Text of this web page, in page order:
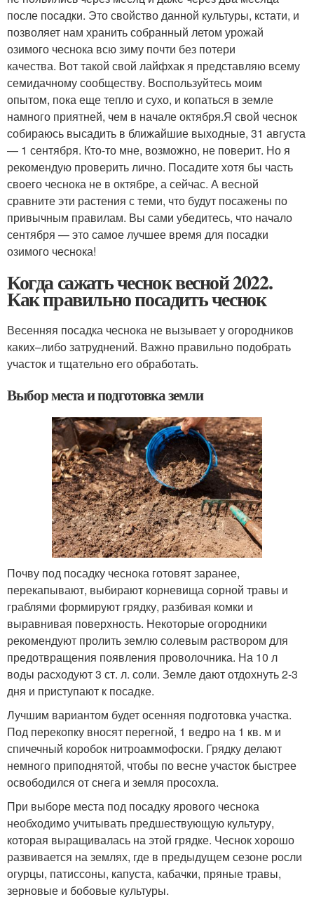
после посадки. Это свойство данной культуры, кстати, и
позволяет нам хранить собранный летом урожай
озимого чеснока всю зиму почти без потери
качества. Вот такой свой лайфхак я представляю всему
семидачному сообществу. Воспользуйтесь моим
опытом, пока еще тепло и сухо, и копаться в земле
намного приятней, чем в начале октября.Я свой чеснок
собираюсь высадить в ближайшие выходные, 31 августа
— 1 сентября. Кто-то мне, возможно, не поверит. Но я
рекомендую проверить лично. Посадите хотя бы часть
своего чеснока не в октябре, а сейчас. А весной
сравните эти растения с теми, что будут посажены по
привычным правилам. Вы сами убедитесь, что начало
сентября — это самое лучшее время для посадки
озимого чеснока!
Когда сажать чеснок весной 2022.
Как правильно посадить чеснок
Весенняя посадка чеснока не вызывает у огородников
каких–либо затруднений. Важно правильно подобрать
участок и тщательно его обработать.
Выбор места и подготовка земли
Почву под посадку чеснока готовят заранее,
перекапывают, выбирают корневища сорной травы и
граблями формируют грядку, разбивая комки и
выравнивая поверхность. Некоторые огородники
рекомендуют пролить землю солевым раствором для
предотвращения появления проволочника. На 10 л
воды расходуют 3 ст. л. соли. Земле дают отдохнуть 2-3
дня и приступают к посадке.
Лучшим вариантом будет осенняя подготовка участка.
Под перекопку вносят перегной, 1 ведро на 1 кв. м и
спичечный коробок нитроаммофоски. Грядку делают
немного приподнятой, чтобы по весне участок быстрее
освободился от снега и земля просохла.
При выборе места под посадку ярового чеснока
необходимо учитывать предшествующую культуру,
которая выращивалась на этой грядке. Чеснок хорошо
развивается на землях, где в предыдущем сезоне росли
огурцы, патиссоны, капуста, кабачки, пряные травы,
зерновые и бобовые культуры.